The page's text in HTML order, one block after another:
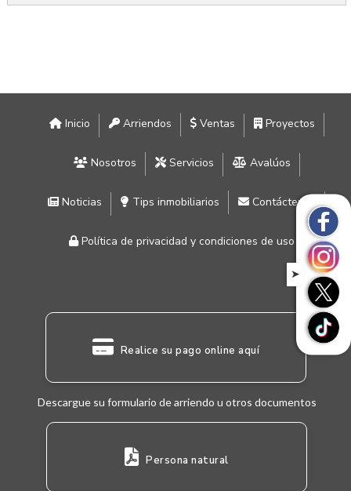
Inicio Arriendos Ventas Proyectos
Nosotros Servicios Avalúos
Noticias Tips inmobiliarios Contáctenos
Política de privacidad y condiciones de uso
Realice su pago online aquí
Descargue su formulario de arriendo u otros documentos
Persona natural
➤